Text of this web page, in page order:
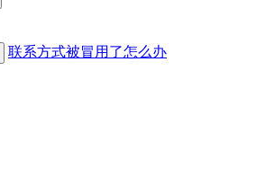
联系方式被冒用了怎么办